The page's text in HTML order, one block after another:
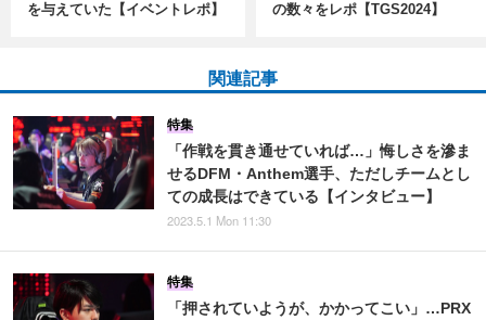
を与えていた【イベントレポ】
の数々をレポ【TGS2024】
関連記事
「作戦を貫き通せていれば…」悔しさを滲ま
せるDFM・Anthem選手、ただしチームとし
ての成長はできている【インタビュー】
特集
2023.5.1 Mon 11:30
「押されていようが、かかってこい」…PRX
特集